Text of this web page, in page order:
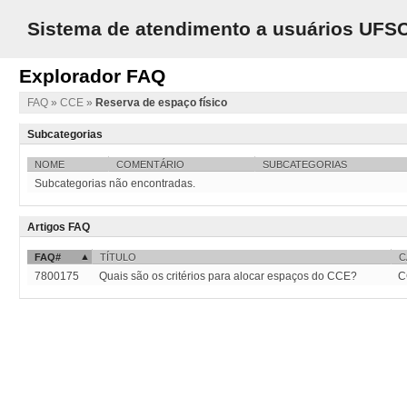
Sistema de atendimento a usuários
Explorador FAQ
FAQ » CCE » Reserva de espaço físico
Subcategorias
NOME COMENTÁRIO SUBCATEGORIAS
Subcategorias não encontradas.
Artigos FAQ
FAQ# TÍTULO
7800175 Quais são os critérios para alocar espaços do CCE?